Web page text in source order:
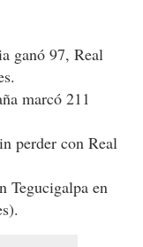
ganó 97, Real
marcó 211
perder con Real
Tegucigalpa en